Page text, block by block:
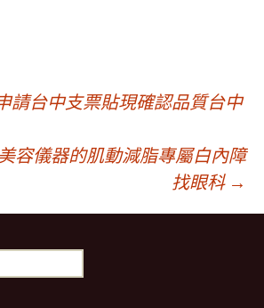
請台中支票貼現確認品質台中
容儀器的肌動減脂專屬白內障
找眼科 →